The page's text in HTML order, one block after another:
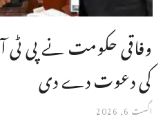
وفاقی حکومت نے پی ٹی
کی دعوت دے دی
اگست 6, 2026